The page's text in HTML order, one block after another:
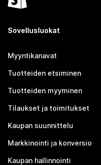
Sovellusluokat
Myyntikanavat
Tuotteiden etsiminen
Tuotteiden myyminen
Tilaukset ja toimitukset
Kaupan suunnittelu
Markkinointi ja konversio
Kaupan hallinnointi